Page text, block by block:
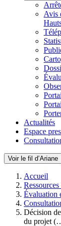
Avis
Actualités
Espace
Voir le fil d’Ariane
Accueil
Évaluation
Décision
du projet